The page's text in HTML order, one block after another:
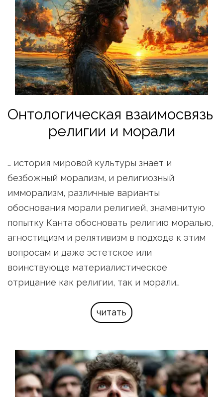
Онтологическая взаимосвязь
религии и морали
… история мировой культуры знает и
безбожный морализм, и религиозный
имморализм, различные варианты
обоснования морали религией, знаменитую
попытку Канта обосновать религию моралью,
агностицизм и релятивизм в подходе к этим
вопросам и даже эстетское или
воинствующе материалистическое
отрицание как религии, так и морали…
читать